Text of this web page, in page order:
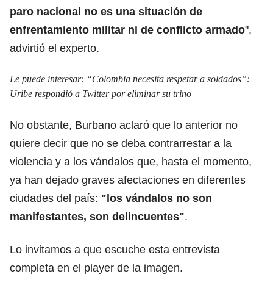
paro nacional no es una situación de
enfrentamiento militar ni de conflicto armado",
advirtió el experto.
Le puede interesar: “Colombia necesita respetar a soldados”:
Uribe respondió a Twitter por eliminar su trino
No obstante, Burbano aclaró que lo anterior no
quiere decir que no se deba contrarrestar a la
violencia y a los vándalos que, hasta el momento,
ya han dejado graves afectaciones en diferentes
ciudades del país: "los vándalos no son
manifestantes, son delincuentes".
Lo invitamos a que escuche esta entrevista
completa en el player de la imagen.